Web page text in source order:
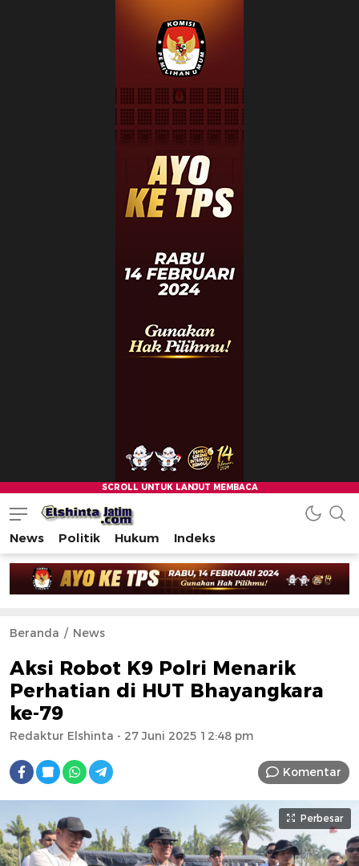
News Politik Hukum Indeks
Beranda News
Aksi Robot K9 Polri Menarik
Perhatian di HUT Bhayangkara
ke-79
Redaktur Elshinta - 27 Juni 2025 12:48 pm
Komentar
Perbesar